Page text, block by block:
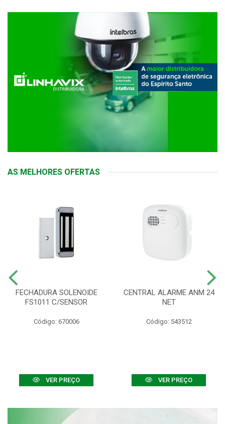
AS MELHORES OFERTAS
FECHADURA SOLENOIDE
FS1011 C/SENSOR
Código: 670006
VER PREÇO
CENTRAL ALARME ANM 24
NET
Código: 543512
VER PREÇO